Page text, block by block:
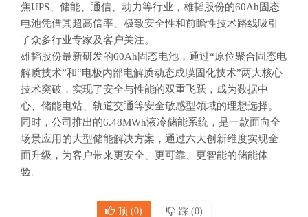
焦UPS、储能、通信、动力等行业，雄韬股份的60Ah固态
电池凭借其超高倍率、极致安全性和前瞻性技术路线吸引
了众多行业专家及客户关注。
雄韬股份最新研发的60Ah固态电池，通过“原位聚合固态电
解质技术”和“电极内部电解质动态成膜固化技术”两大核心
技术突破，实现了安全与性能的双重飞跃，成为数据中
心、储能电站、轨道交通等安全敏感型领域的理想选择。
同时，公司推出的6.48MWh液冷储能系统，是一款面向全
场景应用的大型储能解决方案，通过六大创新维度实现全
面升级，为客户带来更安全、更可靠、更智能的储能体
验。
顶 (0) 踩 (0)